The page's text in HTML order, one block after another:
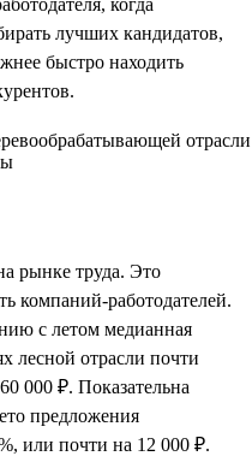
лучших кандидатов,
быстро находить
рынке труда. Это
компаний-работодателей.
с летом медианная
лесной отрасли почти
000 ₽. Показательна
предложения
или почти на 12 000 ₽.